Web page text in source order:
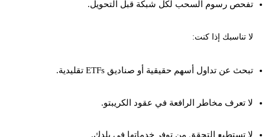
تفحص رسوم السحب لكل شبكة قبل التحويل.
لا تناسبك إذا كنت:
تبحث عن تداول أسهم حقيقية أو صناديق ETFs تقليدية.
لا تعرف مخاطر الرافعة في عقود الكريبتو.
لا تستطيع التحقق من توفر خدماتها في بلدك.